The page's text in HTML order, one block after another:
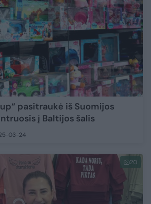
pasitraukė iš Suomijos
į Baltijos šalis
03-24
20